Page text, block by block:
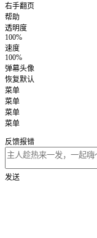
右手翻页
帮助
透明度
100%
速度
100%
弹幕头像
恢复默认
菜单
菜单
菜单
菜单
反馈报错
发送